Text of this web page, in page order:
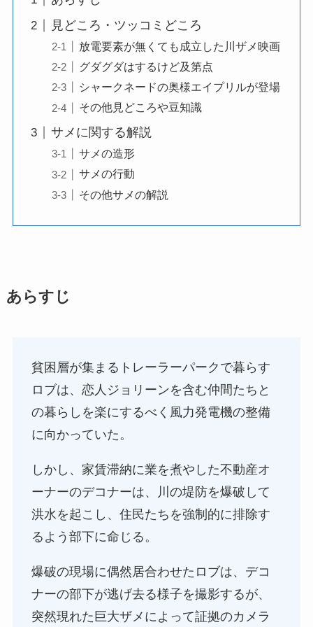
見どころ・ツッコミどころ
放電要素が無くても成立した川ザメ映画
グダグダはするけど及第点
シャークネードの奥様エイプリルが登場
その他見どころや豆知識
サメに関する解説
サメの造形
サメの行動
その他サメの解説
あらすじ
貧困層が集まるトレーラーパークで暮らす
ロブは、恋人ジョリーンを含む仲間たちと
の暮らしを楽にするべく風力発電機の整備
に向かっていた。
しかし、家賃滞納に業を煮やした不動産オ
ーナーのデコナーは、川の堤防を爆破して
洪水を起こし、住民たちを強制的に排除す
るよう部下に命じる。
爆破の現場に偶然居合わせたロブは、デコ
ナーの部下が逃げ去る様子を撮影するが、
突然現れた巨大ザメによって証拠のカメラ